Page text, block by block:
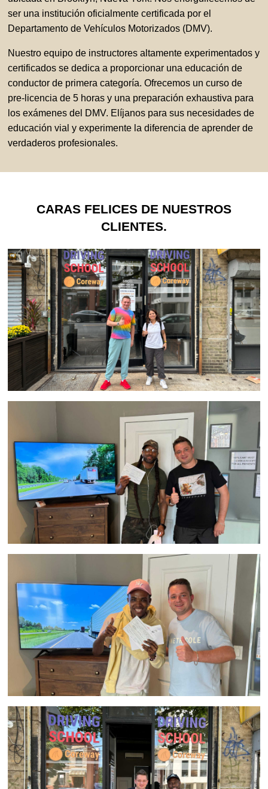
ser una institución oficialmente certificada por el
Departamento de Vehículos Motorizados (DMV).
Nuestro equipo de instructores altamente experimentados y
certificados se dedica a proporcionar una educación de
conductor de primera categoría. Ofrecemos un curso de
pre-licencia de 5 horas y una preparación exhaustiva para
los exámenes del DMV. Elíjanos para sus necesidades de
educación vial y experimente la diferencia de aprender de
verdaderos profesionales.
CARAS FELICES DE NUESTROS
CLIENTES.